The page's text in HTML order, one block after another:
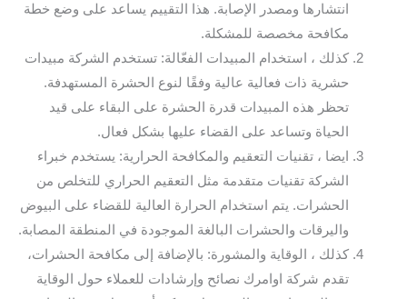
انتشارها ومصدر الإصابة. هذا التقييم يساعد على وضع خطة
مكافحة مخصصة للمشكلة.
كذلك ، استخدام المبيدات الفعّالة: تستخدم الشركة مبيدات
حشرية ذات فعالية عالية وفقًا لنوع الحشرة المستهدفة.
تحظر هذه المبيدات قدرة الحشرة على البقاء على قيد
الحياة وتساعد على القضاء عليها بشكل فعال.
ايضا ، تقنيات التعقيم والمكافحة الحرارية: يستخدم خبراء
الشركة تقنيات متقدمة مثل التعقيم الحراري للتخلص من
الحشرات. يتم استخدام الحرارة العالية للقضاء على البيوض
واليرقات والحشرات البالغة الموجودة في المنطقة المصابة.
كذلك ، الوقاية والمشورة: بالإضافة إلى مكافحة الحشرات،
تقدم شركة اوامرك نصائح وإرشادات للعملاء حول الوقاية